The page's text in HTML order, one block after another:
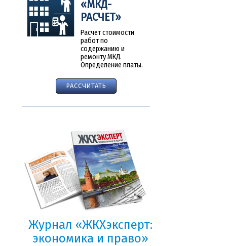
«МКД-
РАСЧЕТ»
Расчет стоимости
работ по
содержанию и
ремонту МКД.
Определение платы.
РАССЧИТАТЬ
Журнал «ЖКХэксперт:
экономика и право»